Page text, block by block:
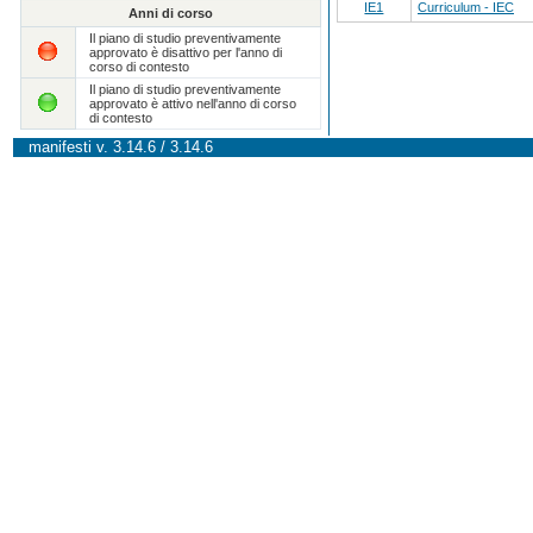
Anni di corso
Il piano di studio preventivamente
approvato è disattivo per l'anno di
corso di contesto
Il piano di studio preventivamente
approvato è attivo nell'anno di corso
di contesto
IE1
Curriculum - IEC
manifesti v. 3.14.6 / 3.14.6